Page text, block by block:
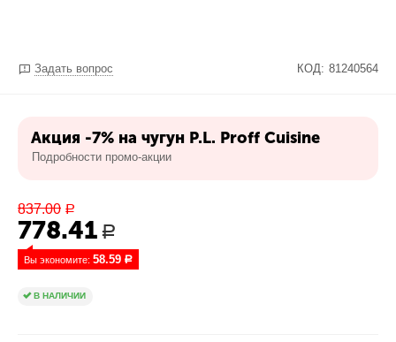
Задать вопрос КОД: 81240564
Акция -7% на чугун P.L. Proff Cuisine
Подробности промо-акции
837.00 Р
778.41 Р
Вы экономите: 58.59 Р
В НАЛИЧИИ